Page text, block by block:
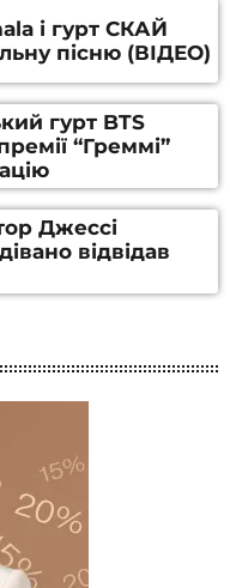
і гурт СКАЙ
пісню (ВІДЕО)
гурт BTS
“Греммі”
Джессі
відвідав